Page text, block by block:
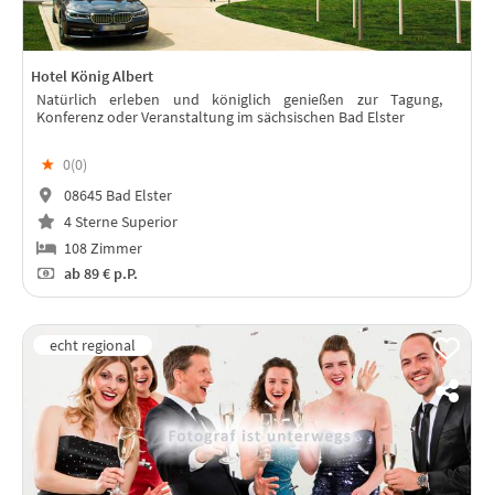
Hotel König Albert
Natürlich erleben und königlich genießen zur Tagung,
Konferenz oder Veranstaltung im sächsischen Bad Elster
★ 0(0)
08645 Bad Elster
4 Sterne Superior
108 Zimmer
ab89 € p.P.